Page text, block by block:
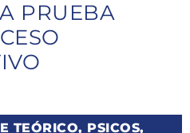
PRUEBA
TEÓRICO, PSICOS,